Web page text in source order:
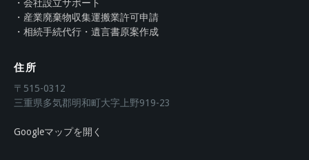
・会社設立サポート
・産業廃棄物収集運搬業許可申請
・相続手続代行・遺言書原案作成
住所
〒515-0312
三重県多気郡明和町大字上野919-23
Googleマップを開く